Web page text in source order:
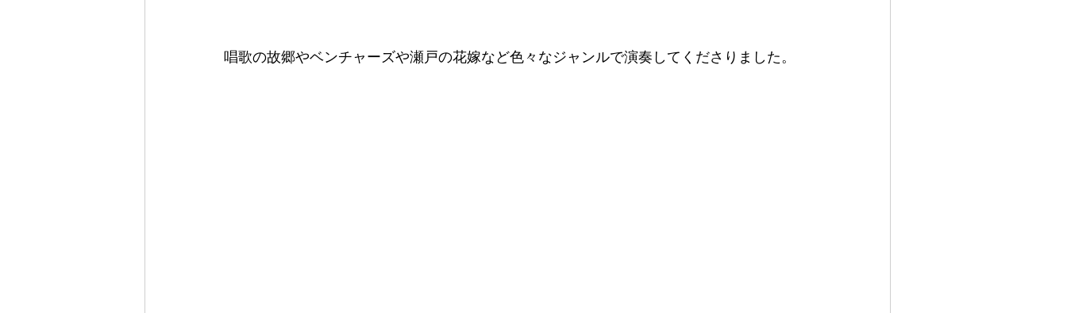
唱歌の故郷やベンチャーズや瀬戸の花嫁など色々なジャンルで演奏してくださりました。